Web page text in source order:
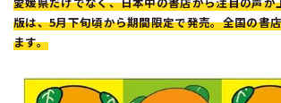
版は、5月下旬頃から期間限定で発売。全国の書
ます。